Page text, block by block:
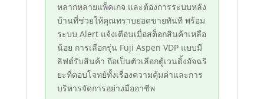
หลากหลายแพ็คเกจ และต้องการระบบหลัง
บ้านที่ช่วยให้คุณทราบยอดขายทันที พร้อม
ระบบ Alert แจ้งเตือนเมื่อสต็อกสินค้าเหลือ
น้อย การเลือกรุ่น Fuji Aspen VDP แบบมี
ลิฟต์รับสินค้า ถือเป็นตัวเลือกตู้เวนดิ้งอัจฉริ
ยะที่ตอบโจทย์ทั้งเรื่องความคุ้มค่าและการ
บริหารจัดการอย่างมืออาชีพ